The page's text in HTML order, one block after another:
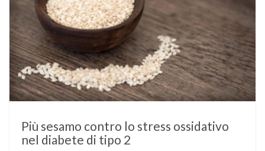
Più sesamo contro lo stress ossidativo
nel diabete di tipo 2